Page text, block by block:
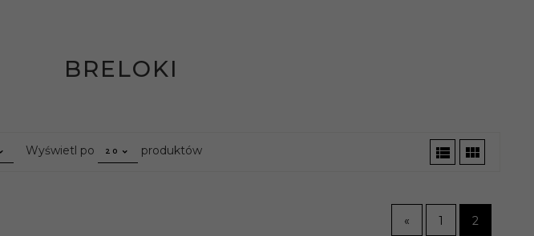
BRELOKI
Wyświetl po pop
20 produktów
« 1 2